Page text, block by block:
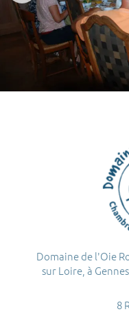
Domaine de l'Oie
sur Loire, à
8